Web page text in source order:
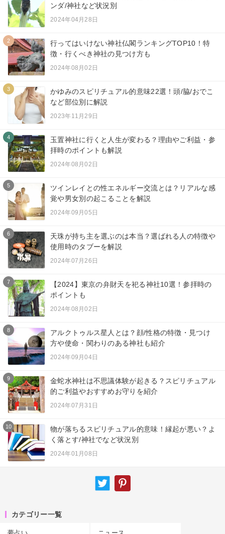
ンダ/神社など状況別
2024年04月28日
2
行ってはいけない神社仏閣ランキングTOP10！特
徴・行くべき神社の見つけ方も
2024年08月02日
3
かゆみのスピリチュアル的意味22選！頭/脇/おでこ
など部位別に解説
2023年11月29日
4
玉置神社に行くと人生が変わる？理由やご利益・参
拝時のポイントも解説
2024年08月02日
5
ツインレイとの性エネルギー交流とは？リアルな感
覚や男女別の起こることを解説
2024年09月05日
6
天珠が持ち主を選ぶのは本当？選ばれる人の特徴や
使用時のタブーを解説
2024年07月26日
7
【2024】東京の弁財天を祀る神社10選！参拝時の
ポイントも
2024年08月02日
8
アルクトゥルス星人とは？顔/性格の特徴・見つけ
方や使命・関わりのある神社も紹介
2024年09月04日
9
金蛇水神社は不思議体験が起きる？スピリチュアル
的ご利益やおすすめお守りを紹介
2024年07月31日
10
物が落ちるスピリチュアル的意味！縁起が悪い？よ
く落とす/神社でなど状況別
2024年01月08日
カテゴリー一覧